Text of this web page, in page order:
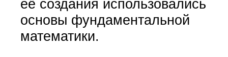
её создания использовались
основы фундаментальной
математики.